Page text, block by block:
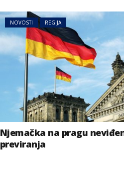
NOVOSTI REGIJA
Njemačka na pragu
previranja